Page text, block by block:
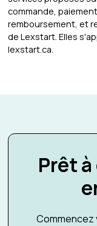
commande,
remboursement, et
de Lexstart. Elles
lexstart.ca.
Prêt